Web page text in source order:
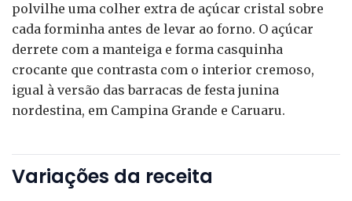
polvilhe uma colher extra de açúcar cristal sobre
cada forminha antes de levar ao forno. O açúcar
derrete com a manteiga e forma casquinha
crocante que contrasta com o interior cremoso,
igual à versão das barracas de festa junina
nordestina, em Campina Grande e Caruaru.
Variações da receita